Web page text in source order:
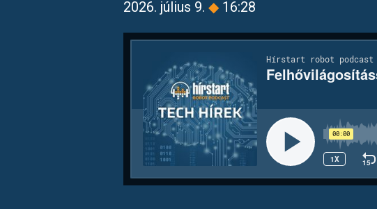
2026. július 9. ◆ 16:28